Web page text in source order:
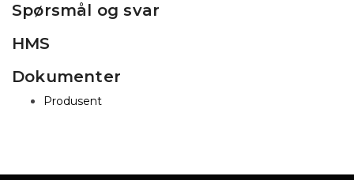
Spørsmål og svar
HMS
Dokumenter
Produsent